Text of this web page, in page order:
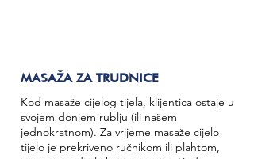
MASAŽA ZA TRUDNICE
Kod masaže cijelog tijela, klijentica ostaje u
svojem donjem rublju (ili našem
jednokratnom). Za vrijeme masaže cijelo
tijelo je prekriveno ručnikom ili plahtom,